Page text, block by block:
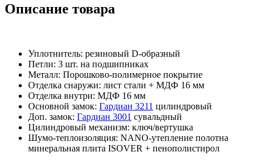
Описание товара
Уплотнитель: резиновый D-образный
Петли: 3 шт. на подшипниках
Металл: Порошково-полимерное покрытие
Отделка снаружи: лист стали + МДФ 16 мм
Отделка внутри: МДФ 16 мм
Основной замок: Гардиан 3211 цилиндровый
Доп. замок: Гардиан 3001 сувальдный
Цилиндровый механизм: ключ/вертушка
Шумо-теплоизоляция: NANO-утепление полотна
минеральная плита ISOVER + пенополистирол